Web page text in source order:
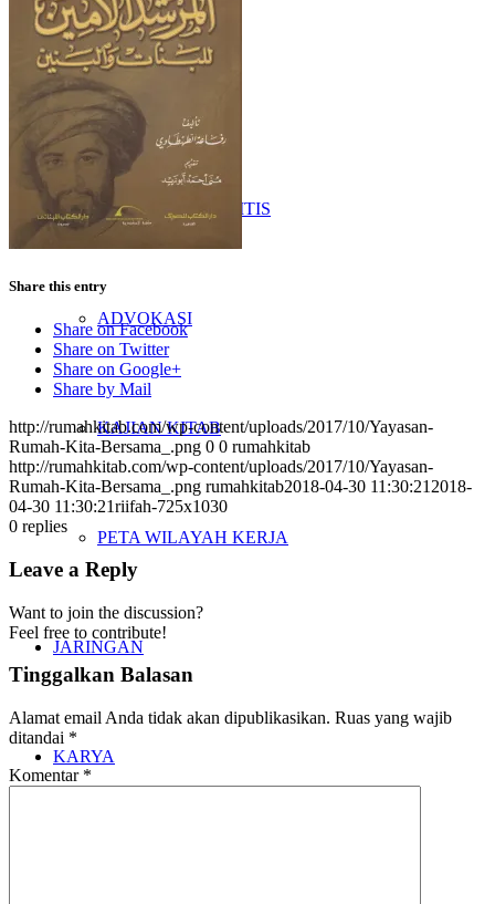
PENELITIAN
PENDIDIKAN KRITIS
ADVOKASI
KAJIAN KITAB
PETA WILAYAH KERJA
JARINGAN
KARYA
Share this entry
Share on Facebook
Share on Twitter
Share on Google+
Share by Mail
http://rumahkitab.com/wp-content/uploads/2017/10/Yayasan-
Rumah-Kita-Bersama_.png 0 0 rumahkitab
http://rumahkitab.com/wp-content/uploads/2017/10/Yayasan-
Rumah-Kita-Bersama_.png rumahkitab2018-04-30 11:30:21 2018-
04-30 11:30:21riifah-725x1030
0 replies
Leave a Reply
Want to join the discussion?
Feel free to contribute!
Tinggalkan Balasan
Alamat email Anda tidak akan dipublikasikan. Ruas yang wajib
ditandai *
Komentar *